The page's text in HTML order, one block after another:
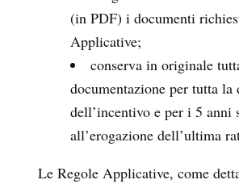
(in PDF) i documenti
Applicative;
conserva in originale
documentazione per tutta la
dell’incentivo e per i 5 anni
all’erogazione dell’ultima
Le Regole Applicative, come